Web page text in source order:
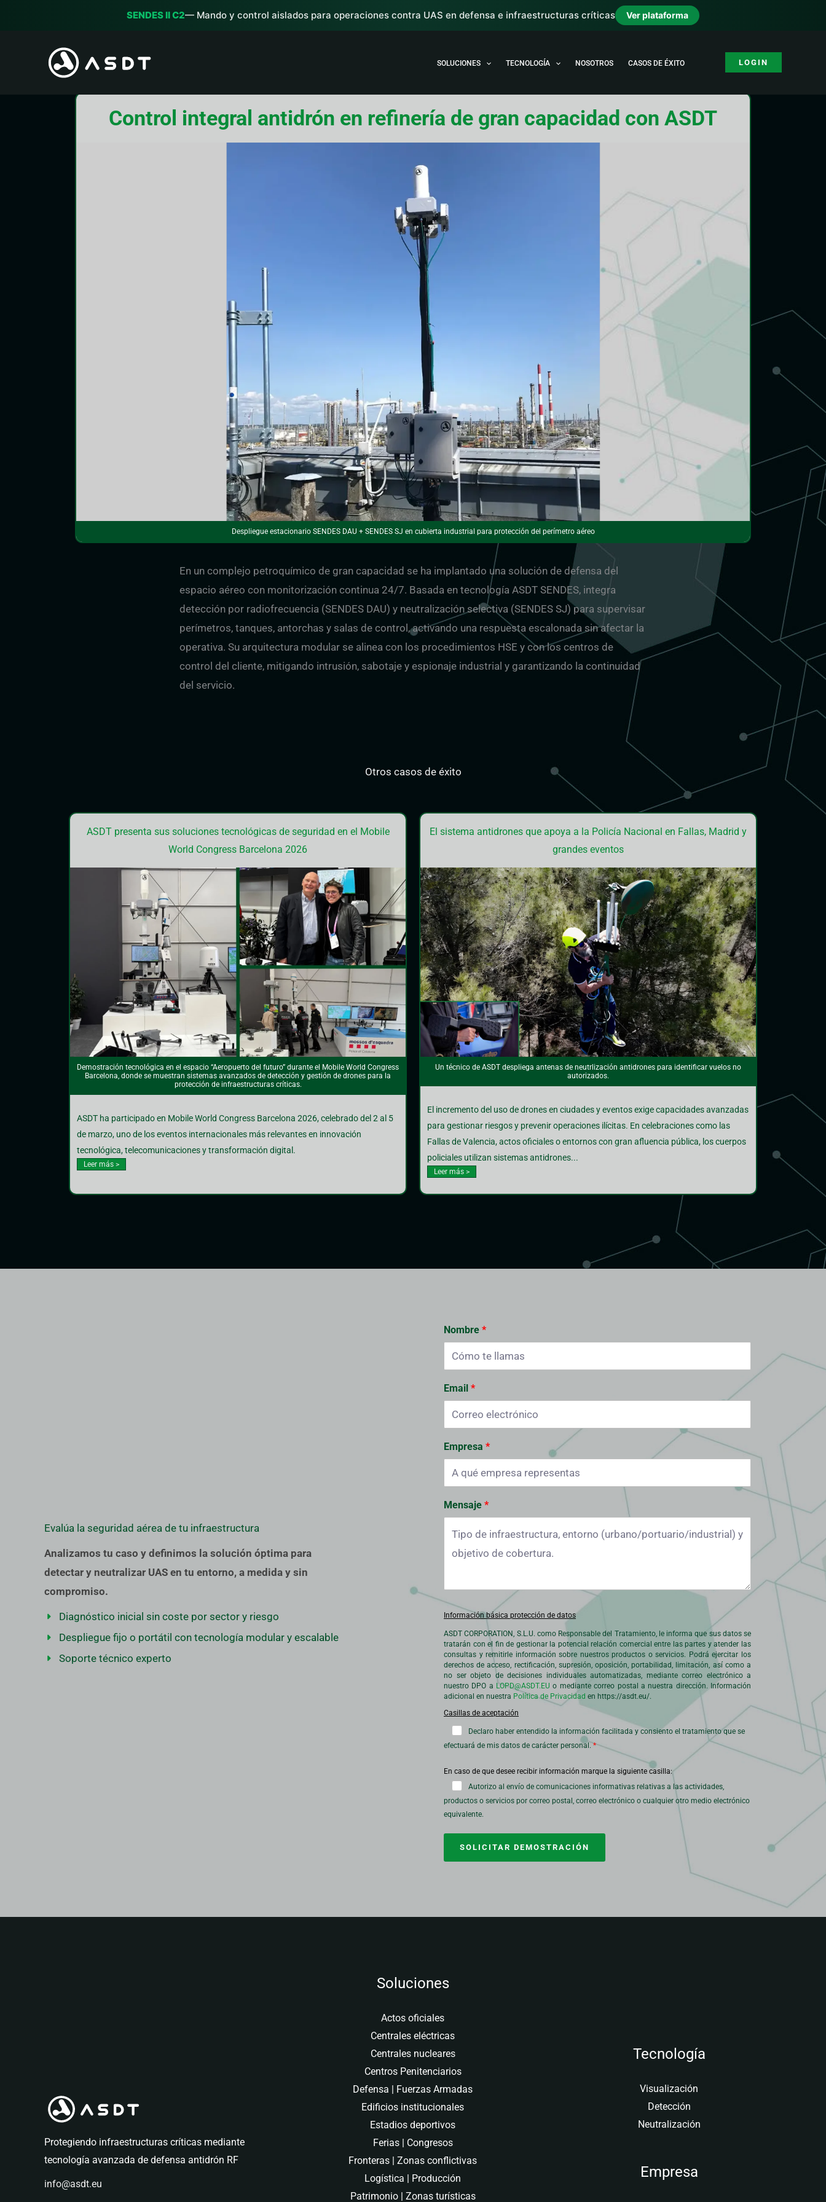
SENDES II C2— Mando y control aislados para operaciones contra UAS en defensa e infraestructuras críticas Ver plataforma
SOLUCIONES TECNOLOGÍA NOSOTROS CASOS DE ÉXITO LOGIN
Control integral antidrón en refinería de gran capacidad con ASDT
Despliegue estacionario SENDES DAU + SENDES SJ en cubierta industrial para protección del perímetro aéreo
En un complejo petroquímico de gran capacidad se ha implantado una solución de defensa del
espacio aéreo con monitorización continua 24/7. Basada en tecnología ASDT SENDES, integra
detección por radiofrecuencia (SENDES DAU) y neutralización selectiva (SENDES SJ) para supervisar
perímetros, tanques, antorchas y salas de control, activando una respuesta escalonada sin afectar la
operativa. Su arquitectura modular se alinea con los procedimientos HSE y con los centros de
control del cliente, mitigando intrusión, sabotaje y espionaje industrial y garantizando la continuidad
del servicio.
Otros casos de éxito
ASDT presenta sus soluciones tecnológicas de seguridad en el Mobile
World Congress Barcelona 2026
Demostración tecnológica en el espacio “Aeropuerto del futuro” durante el Mobile World Congress
Barcelona, donde se muestran sistemas avanzados de detección y gestión de drones para la
protección de infraestructuras críticas.
ASDT ha participado en Mobile World Congress Barcelona 2026, celebrado del 2 al 5
de marzo, uno de los eventos internacionales más relevantes en innovación
tecnológica, telecomunicaciones y transformación digital.
Leer más >
El sistema antidrones que apoya a la Policía Nacional en Fallas, Madrid y
grandes eventos
Un técnico de ASDT despliega antenas de neutrlización antidrones para identificar vuelos no
autorizados.
El incremento del uso de drones en ciudades y eventos exige capacidades avanzadas
para gestionar riesgos y prevenir operaciones ilícitas. En celebraciones como las
Fallas de Valencia, actos oficiales o entornos con gran afluencia pública, los cuerpos
policiales utilizan sistemas antidrones...
Leer más >
Evalúa la seguridad aérea de tu infraestructura
Analizamos tu caso y definimos la solución óptima para
detectar y neutralizar UAS en tu entorno, a medida y sin
compromiso.
Diagnóstico inicial sin coste por sector y riesgo
Despliegue fijo o portátil con tecnología modular y escalable
Soporte técnico experto
Nombre
Email
Empresa
Mensaje
Información básica protección de datos
ASDT CORPORATION, S.L.U. como Responsable del Tratamiento, le informa que sus datos se
tratarán con el fin de gestionar la potencial relación comercial entre las partes y atender las
consultas y remitirle información sobre nuestros productos o servicios. Podrá ejercitar los
derechos de acceso, rectificación, supresión, oposición, portabilidad, limitación, así como a
no ser objeto de decisiones individuales automatizadas, mediante correo electrónico a
nuestro DPO a LOPD@ASDT.EU o mediante correo postal a nuestra dirección. Información
adicional en nuestra Política de Privacidad en https://asdt.eu/.
Declaro haber entendido la información facilitada y consiento el tratamiento que se
efectuará de mis datos de carácter personal.
Autorizo al envío de comunicaciones informativas relativas a las actividades,
productos o servicios por correo postal, correo electrónico o cualquier otro medio electrónico
equivalente.
SOLICITAR DEMOSTRACIÓN
Protegiendo infraestructuras críticas mediante
tecnología avanzada de defensa antidrón RF
info@asdt.eu
Soluciones
Actos oficiales
Centrales eléctricas
Centrales nucleares
Centros Penitenciarios
Defensa | Fuerzas Armadas
Edificios institucionales
Estadios deportivos
Ferias | Congresos
Fronteras | Zonas conflictivas
Logística | Producción
Patrimonio | Zonas turísticas
Tecnología
Visualización
Detección
Neutralización
Empresa